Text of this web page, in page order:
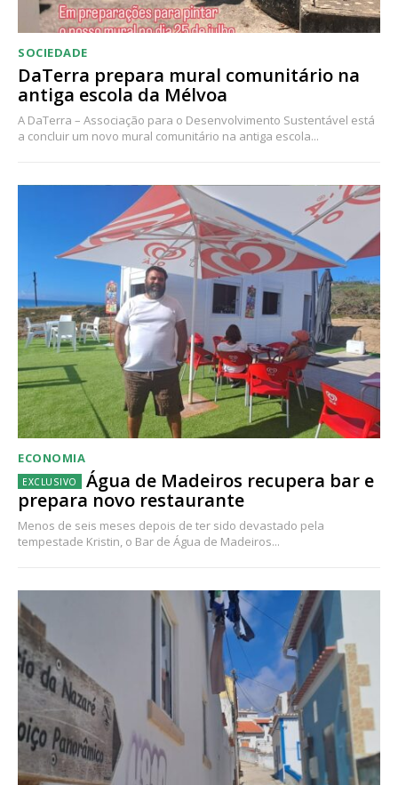
SOCIEDADE
DaTerra prepara mural comunitário na
antiga escola da Mélvoa
A DaTerra – Associação para o Desenvolvimento Sustentável está
a concluir um novo mural comunitário na antiga escola...
ECONOMIA
Água de Madeiros recupera bar e
prepara novo restaurante
Menos de seis meses depois de ter sido devastado pela
tempestade Kristin, o Bar de Água de Madeiros...